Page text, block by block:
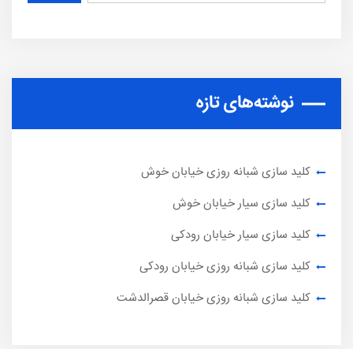
نوشته‌های تازه
کلید سازی شبانه روزی خیابان خوش
کلید سازی سیار خیابان خوش
کلید سازی سیار خیابان رودکی
کلید سازی شبانه روزی خیابان رودکی
کلید سازی شبانه روزی خیابان قصرالدشت